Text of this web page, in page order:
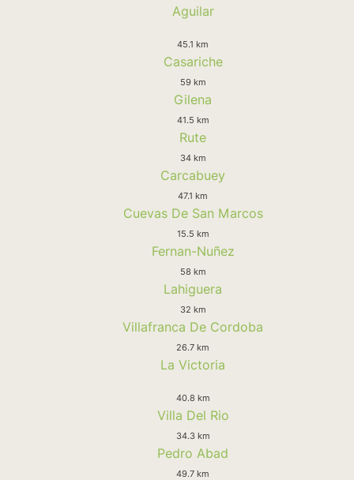
Aguilar
45.1 km
Casariche
59 km
Gilena
41.5 km
Rute
34 km
Carcabuey
47.1 km
Cuevas De San Marcos
15.5 km
Fernan-Nuñez
58 km
Lahiguera
32 km
Villafranca De Cordoba
26.7 km
La Victoria
40.8 km
Villa Del Rio
34.3 km
Pedro Abad
49.7 km